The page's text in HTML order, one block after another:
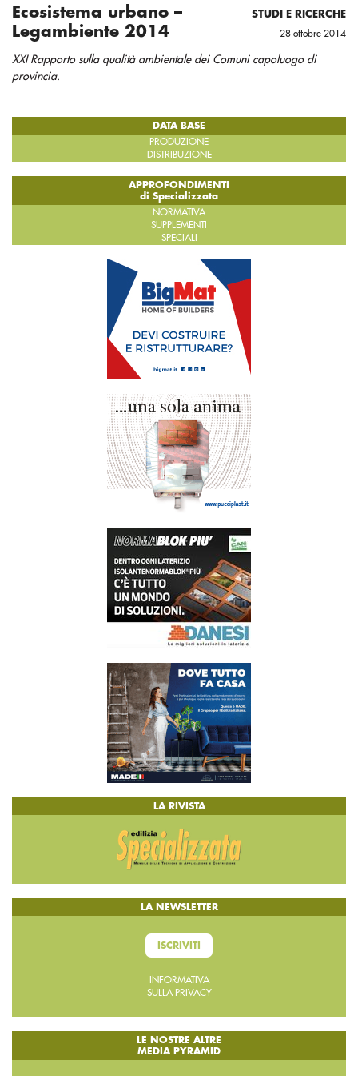
STUDI E RICERCHE
28 ottobre 2014
Ecosistema urbano –
Legambiente 2014
XXI Rapporto sulla qualità ambientale dei Comuni capoluogo di
provincia.
DATA BASE
PRODUZIONE
DISTRIBUZIONE
APPROFONDIMENTI
di Specializzata
NORMATIVA
SUPPLEMENTI
SPECIALI
LA RIVISTA
LA NEWSLETTER
ISCRIVITI
INFORMATIVA
SULLA PRIVACY
LE NOSTRE ALTRE
MEDIA PYRAMID